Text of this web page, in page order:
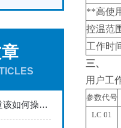
看完本篇你就知道该如何操作低温恒温水槽了
**高使
控温范
工作时
三、
用户工
参数代号
LC 01